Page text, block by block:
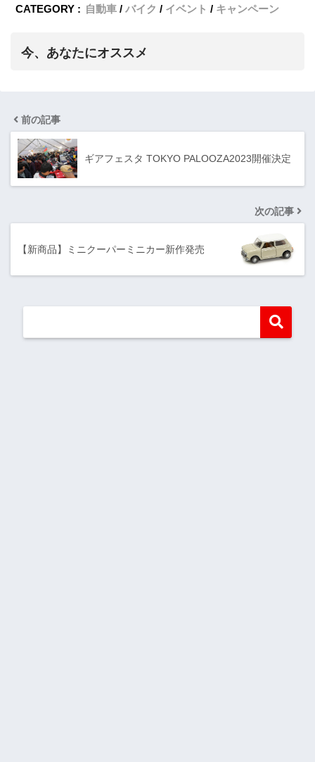
CATEGORY : 自動車 バイク イベント キャンペーン
今、あなたにオススメ
前の記事
ギアフェスタ TOKYO PALOOZA2023開催決定
次の記事
【新商品】ミニクーパーミニカー新作発売